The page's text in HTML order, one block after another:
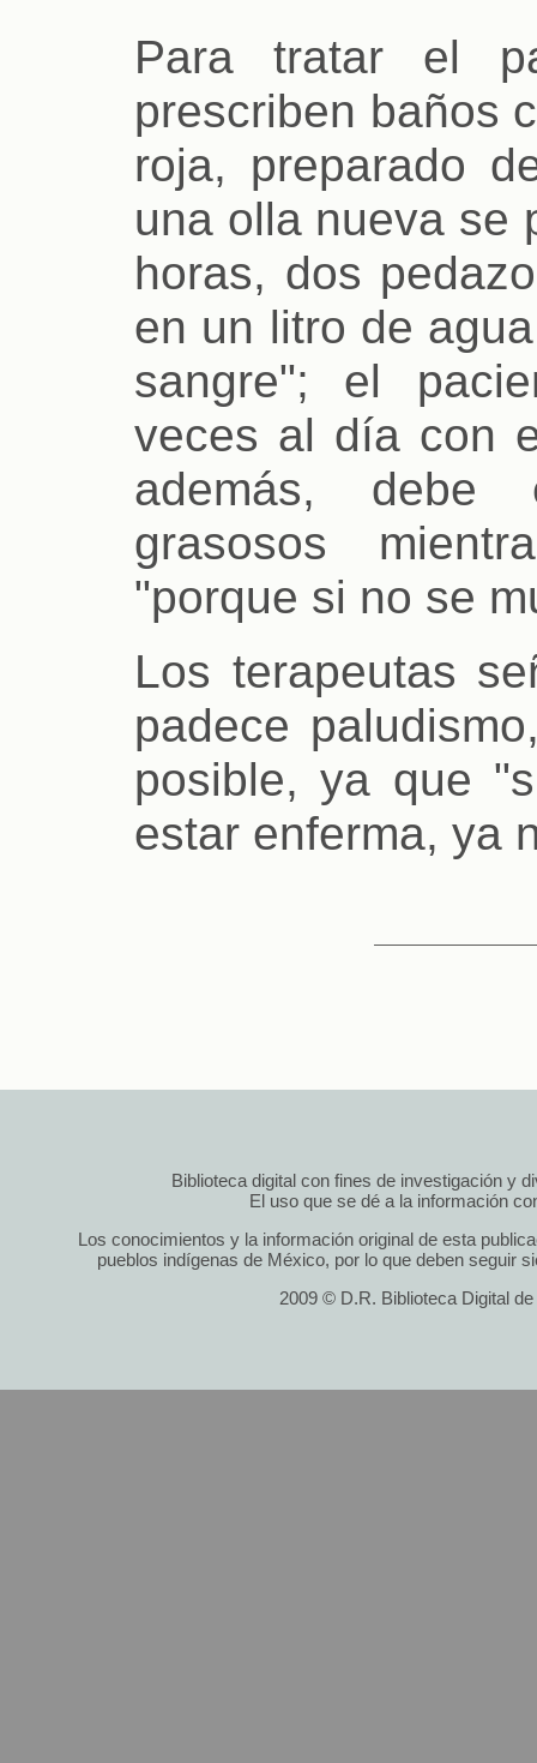
Para tratar el
prescriben baños
roja, preparado
una olla nueva se
horas, dos
en un litro de
sangre"; el
veces al día con
además, debe
grasosos
"porque si no se
Los terapeutas
padece
posible, ya que
estar enferma, ya
Biblioteca digital con fines de investigación y
El uso que se dé a la información
Los conocimientos y la información original de esta
pueblos indígenas de México, por lo que deben seguir
2009 © D.R. Biblioteca Digital